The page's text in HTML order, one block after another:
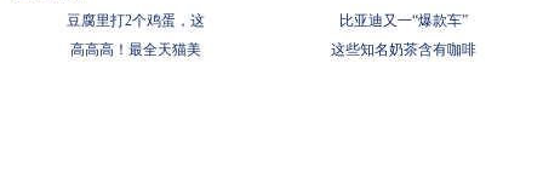
豆腐里打2个鸡蛋，这
比亚迪又一“爆款车”
​高高高！最全天猫美
这些知名奶茶含有咖啡